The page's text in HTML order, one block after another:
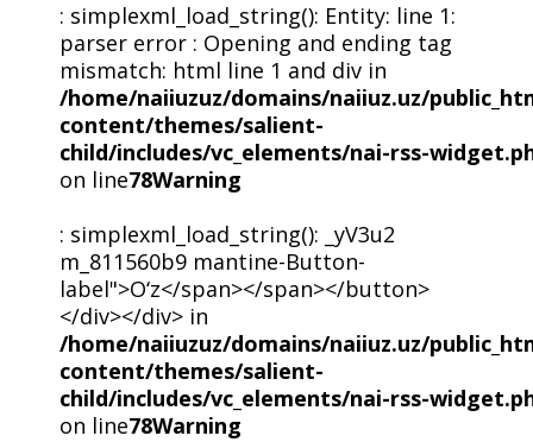
: simplexml_load_string(): Entity: line 1:
parser error : Opening and ending tag
mismatch: html line 1 and div in
/home/naiiuzuz/domains/naiiuz.uz/
content/themes/salient-
child/includes/vc_elements/nai-rss-
on line78Warning
: simplexml_load_string(): _yV3u2
m_811560b9 mantine-Button-
label">O‘z</span></span></button>
</div></div> in
/home/naiiuzuz/domains/naiiuz.uz/
content/themes/salient-
child/includes/vc_elements/nai-rss-
on line78Warning